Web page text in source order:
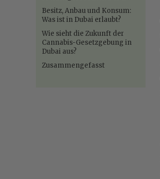
Besitz, Anbau und Konsum:
Was ist in Dubai erlaubt?
Wie sieht die Zukunft der
Cannabis-Gesetzgebung in
Dubai aus?
Zusammengefasst